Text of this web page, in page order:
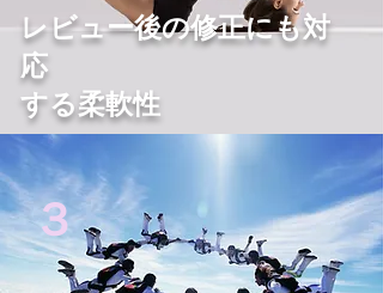
レビュー後の修正にも対
応
する柔軟性
お客様の声
３